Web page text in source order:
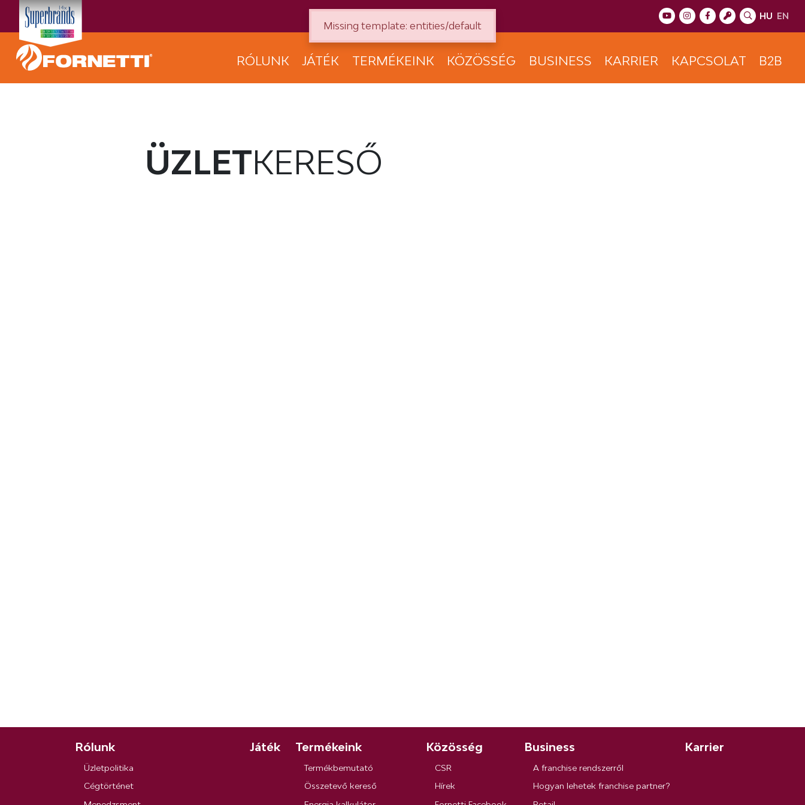
HU EN
RÓLUNK JÁTÉK TERMÉKEINK KÖZÖSSÉG BUSINESS KARRIER KAPCSOLAT B2B
ÜZLETKERESŐ
Rólunk
Üzletpolitika
Cégtörténet
Játék Termékeink
Termékbemutató
Összetevő kereső
Közösség
CSR
Hírek
Business
A franchise rendszerről
Hogyan lehetek franchise partner?
Karrier
Missing template: entities/default